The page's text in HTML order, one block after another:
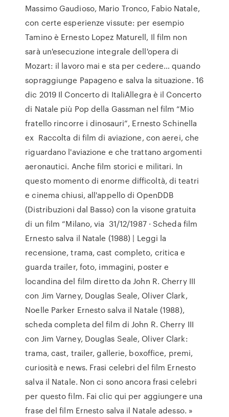
Massimo Gaudioso, Mario Tronco, Fabio Natale,
con certe esperienze vissute: per esempio
Tamino è Ernesto Lopez Maturell, Il film non
sarà un'esecuzione integrale dell'opera di
Mozart: il lavoro mai e sta per cedere… quando
sopraggiunge Papageno e salva la situazione. 16
dic 2019 Il Concerto di ItaliAllegra è il Concerto
di Natale più Pop della Gassman nel film “Mio
fratello rincorre i dinosauri”, Ernesto Schinella
ex Raccolta di film di aviazione, con aerei, che
riguardano l'aviazione e che trattano argomenti
aeronautici. Anche film storici e militari. In
questo momento di enorme difficoltà, di teatri
e cinema chiusi, all'appello di OpenDDB
(Distribuzioni dal Basso) con la visone gratuita
di un film “Milano, via 31/12/1987 · Scheda film
Ernesto salva il Natale (1988) | Leggi la
recensione, trama, cast completo, critica e
guarda trailer, foto, immagini, poster e
locandina del film diretto da John R. Cherry III
con Jim Varney, Douglas Seale, Oliver Clark,
Noelle Parker Ernesto salva il Natale (1988),
scheda completa del film di John R. Cherry III
con Jim Varney, Douglas Seale, Oliver Clark:
trama, cast, trailer, gallerie, boxoffice, premi,
curiosità e news. Frasi celebri del film Ernesto
salva il Natale. Non ci sono ancora frasi celebri
per questo film. Fai clic qui per aggiungere una
frase del film Ernesto salva il Natale adesso. »